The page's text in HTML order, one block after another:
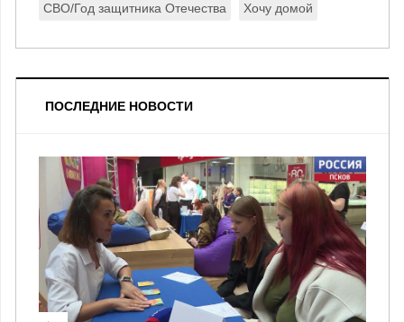
СВО/Год защитника Отечества Хочу домой
ПОСЛЕДНИЕ НОВОСТИ